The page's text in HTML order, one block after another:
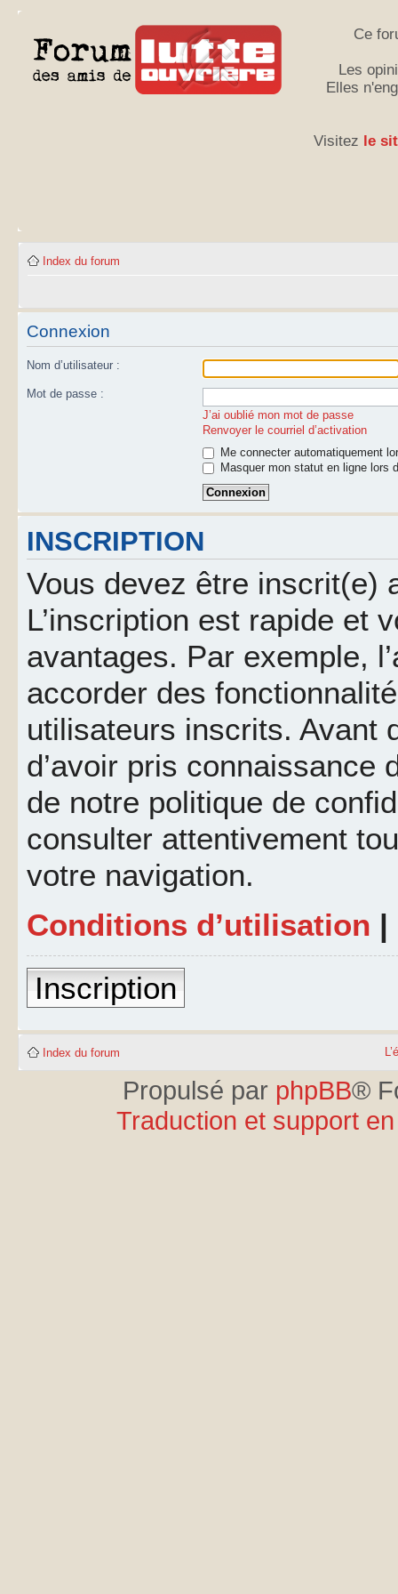
Ce
Les
Elles
Visitez le
Index du forum
Connexion
Nom d’utilisateur :
Mot de passe :
J’ai oublié mon mot de passe
Renvoyer le courriel d’activation
Me connecter automatiquement
Masquer mon statut en ligne lors
INSCRIPTION
Vous devez être inscrit(e)
L’inscription est rapide et
avantages. Par exemple,
accorder des
utilisateurs inscrits. Avant
d’avoir pris connaissance
de notre politique de
consulter attentivement
votre navigation.
Conditions d’utilisation |
Inscription
Index du forum
Propulsé par phpBB®
Traduction et support